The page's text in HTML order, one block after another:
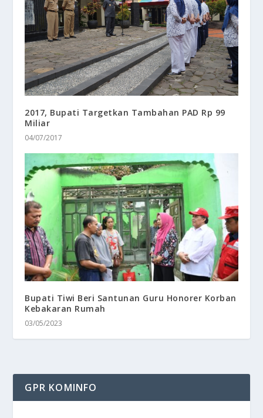
2017, Bupati Targetkan Tambahan PAD Rp 99
Miliar
04/07/2017
Bupati Tiwi Beri Santunan Guru Honorer Korban
Kebakaran Rumah
03/05/2023
GPR KOMINFO